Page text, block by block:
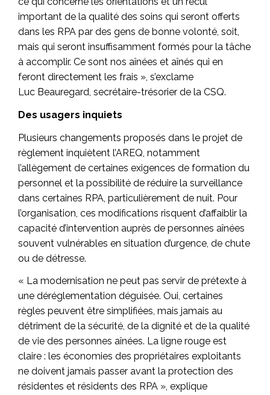
important de la qualité des soins qui seront offerts
dans les RPA par des gens de bonne volonté, soit,
mais qui seront insuffisamment formés pour la tâche
à accomplir. Ce sont nos aînées et aînés qui en
feront directement les frais », s’exclame
Luc Beauregard, secrétaire-trésorier de la CSQ.
Des usagers inquiets
Plusieurs changements proposés dans le projet de
règlement inquiètent l’AREQ, notamment
l’allègement de certaines exigences de formation du
personnel et la possibilité de réduire la surveillance
dans certaines RPA, particulièrement de nuit. Pour
l’organisation, ces modifications risquent d’affaiblir la
capacité d’intervention auprès de personnes aînées
souvent vulnérables en situation d’urgence, de chute
ou de détresse.
« La modernisation ne peut pas servir de prétexte à
une déréglementation déguisée. Oui, certaines
règles peuvent être simplifiées, mais jamais au
détriment de la sécurité, de la dignité et de la qualité
de vie des personnes aînées. La ligne rouge est
claire : les économies des propriétaires exploitants
ne doivent jamais passer avant la protection des
résidentes et résidents des RPA », explique